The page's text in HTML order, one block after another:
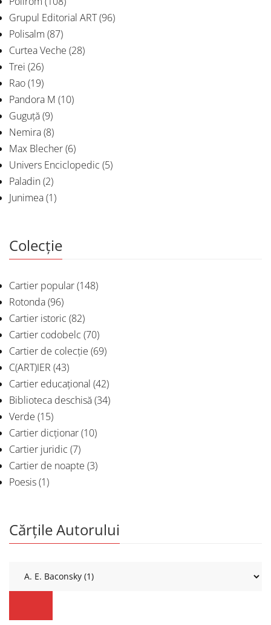
Grupul Editorial ART(96)
Polisalm (87)
Curtea Veche (28)
Trei (26)
Rao(19)
Pandora M (10)
Guguță(9)
Nemira(8)
Max Blecher(6)
Univers Enciclopedic (5)
Paladin(2)
Junimea(1)
Colecție
Cartier popular(148)
Rotonda(96)
Cartier istoric (82)
Cartier codobelc (70)
Cartier de colecție (69)
C(ART)IER (43)
Cartier educațional (42)
Biblioteca deschisă(34)
Verde (15)
Cartier dicționar(10)
Cartier juridic (7)
Cartier de noapte (3)
Poesis(1)
Cărțile Autorului